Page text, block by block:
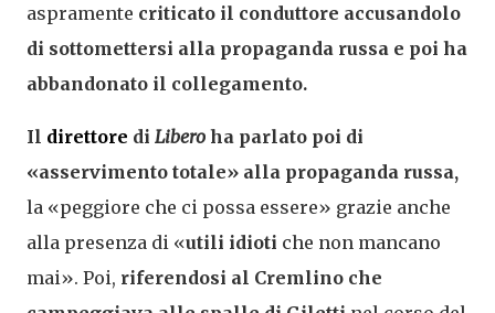
aspramente criticato il conduttore accusandolo
di sottomettersi alla propaganda russa e poi ha
abbandonato il collegamento.
Il direttore di Libero ha parlato poi di
«asservimento totale» alla propaganda russa,
la «peggiore che ci possa essere» grazie anche
alla presenza di «utili idioti che non mancano
mai». Poi, riferendosi al Cremlino che